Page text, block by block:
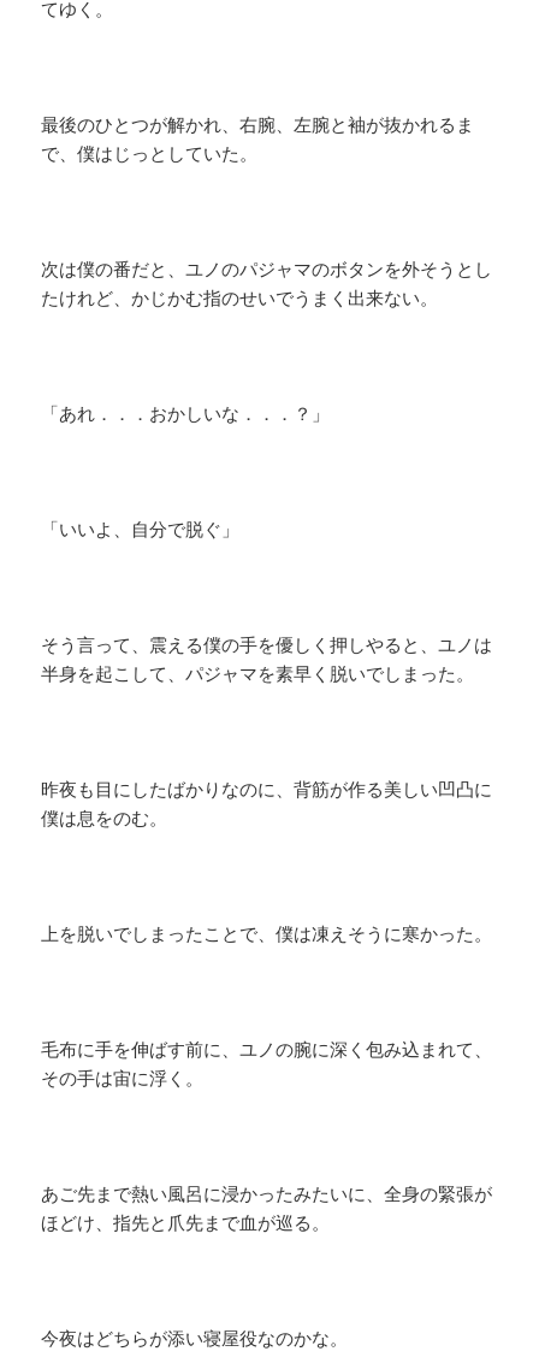
てゆく。
最後のひとつが解かれ、右腕、左腕と袖が抜かれるま
で、僕はじっとしていた。
次は僕の番だと、ユノのパジャマのボタンを外そうとし
たけれど、かじかむ指のせいでうまく出来ない。
「あれ．．．おかしいな．．．？」
「いいよ、自分で脱ぐ」
そう言って、震える僕の手を優しく押しやると、ユノは
半身を起こして、パジャマを素早く脱いでしまった。
昨夜も目にしたばかりなのに、背筋が作る美しい凹凸に
僕は息をのむ。
上を脱いでしまったことで、僕は凍えそうに寒かった。
毛布に手を伸ばす前に、ユノの腕に深く包み込まれて、
その手は宙に浮く。
あご先まで熱い風呂に浸かったみたいに、全身の緊張が
ほどけ、指先と爪先まで血が巡る。
今夜はどちらが添い寝屋役なのかな。